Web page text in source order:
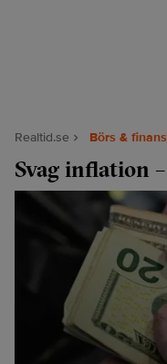
Realtid.se Börs & finans
Svag inflation